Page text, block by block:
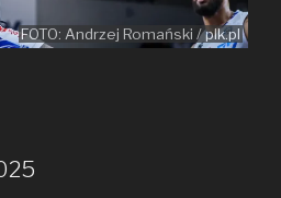
FOTO: Andrzej Romański / plk.pl